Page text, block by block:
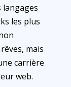
langages
les plus
mais
carrière
web.